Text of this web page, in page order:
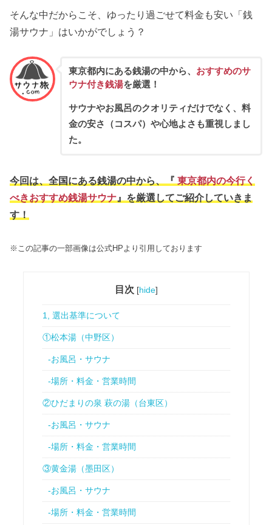
そんな中だからこそ、ゆったり過ごせて料金も安い「銭
湯サウナ」はいかがでしょう？
東京都内にある銭湯の中から、 おすすめのサ
ウナ付き銭湯を厳選！
サウナやお風呂のクオリティだけでなく、料
金の安さ（コスパ）や心地よさも重視しまし
た。
今回は、全国にある銭湯の中から、『 東京都内の今行く
べきおすすめ銭湯サウナ 』を厳選してご紹介していきま
す！
※この記事の一部画像は公式HPより引用しております
目次 [hide]
1, 選出基準について
①松本湯（中野区）
-お風呂・サウナ
-場所・料金・営業時間
②ひだまりの泉 萩の湯（台東区）
-お風呂・サウナ
-場所・料金・営業時間
③黄金湯（墨田区）
-お風呂・サウナ
-場所・料金・営業時間